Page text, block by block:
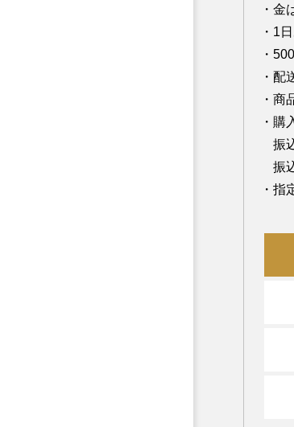
金
1
配
商
購
振
振
指